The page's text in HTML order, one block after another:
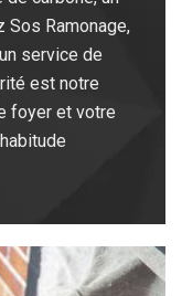
Sos Ramonage,
service de
est notre
foyer et votre